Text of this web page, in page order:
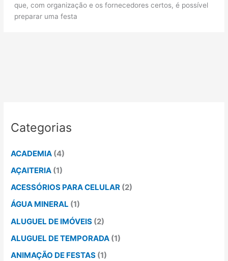
que, com organização e os fornecedores certos, é possível
preparar uma festa
Categorias
ACADEMIA (4)
AÇAITERIA (1)
ACESSÓRIOS PARA CELULAR (2)
ÁGUA MINERAL (1)
ALUGUEL DE IMÓVEIS (2)
ALUGUEL DE TEMPORADA (1)
ANIMAÇÃO DE FESTAS (1)